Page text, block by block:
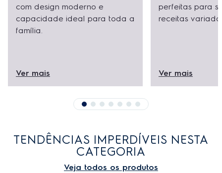
com design moderno e
capacidade ideal para toda a
família.
Ver mais
perfeitas para
receitas
Ver mais
TENDÊNCIAS IMPERDÍVEIS NESTA
CATEGORIA
Veja todos os produtos